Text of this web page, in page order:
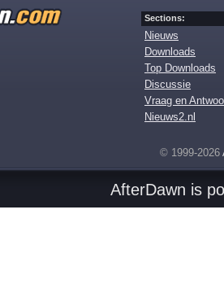
Sections:
Nieuws
Downloads
Top Downloads
Discussie
Vraag en
Nieuws2.nl
© 1999-2026
AfterDawn is